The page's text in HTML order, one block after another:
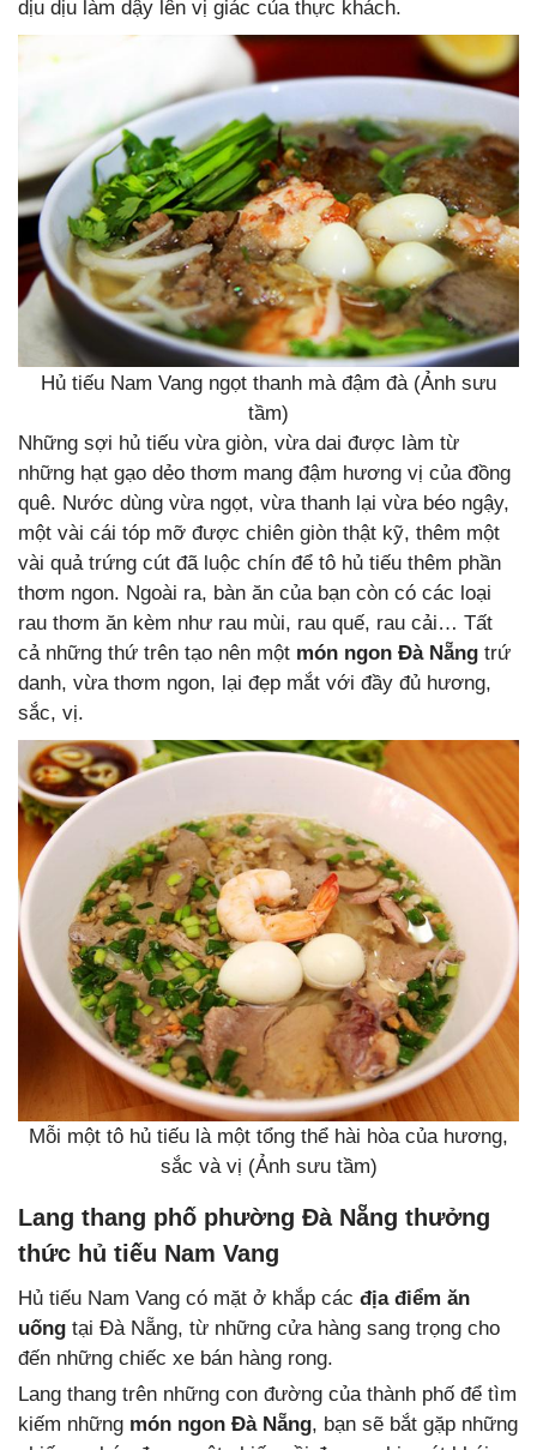
dịu dịu làm dậy lên vị giác của thực khách.
Hủ tiếu Nam Vang ngọt thanh mà đậm đà (Ảnh sưu
tầm)
Những sợi hủ tiếu vừa giòn, vừa dai được làm từ
những hạt gạo dẻo thơm mang đậm hương vị của đồng
quê. Nước dùng vừa ngọt, vừa thanh lại vừa béo ngậy,
một vài cái tóp mỡ được chiên giòn thật kỹ, thêm một
vài quả trứng cút đã luộc chín để tô hủ tiếu thêm phần
thơm ngon. Ngoài ra, bàn ăn của bạn còn có các loại
rau thơm ăn kèm như rau mùi, rau quế, rau cải… Tất
cả những thứ trên tạo nên một món ngon Đà Nẵng trứ
danh, vừa thơm ngon, lại đẹp mắt với đầy đủ hương,
sắc, vị.
Mỗi một tô hủ tiếu là một tổng thể hài hòa của hương,
sắc và vị (Ảnh sưu tầm)
Lang thang phố phường Đà Nẵng thưởng
thức hủ tiếu Nam Vang
Hủ tiếu Nam Vang có mặt ở khắp các địa điểm ăn
uống tại Đà Nẵng, từ những cửa hàng sang trọng cho
đến những chiếc xe bán hàng rong.
Lang thang trên những con đường của thành phố để tìm
kiếm những món ngon Đà Nẵng, bạn sẽ bắt gặp những